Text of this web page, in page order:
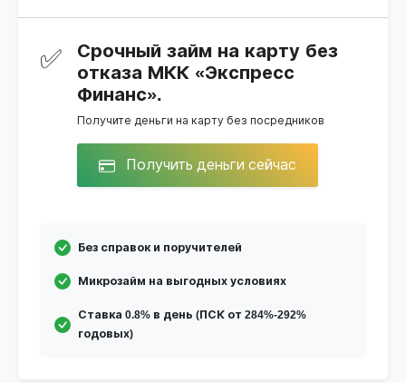
✅
Срочный займ на карту без
отказа МКК «Экспресс
Финанс».
Получите деньги на карту без посредников
Получить деньги сейчас
Без справок и поручителей
Микрозайм на выгодных условиях
Ставка 0.8% в день (ПСК от 284%-292%
годовых)